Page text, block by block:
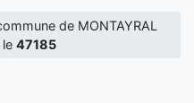
de MONTAYRAL
le 47185